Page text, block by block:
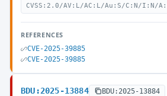
CVSS:2.0/AV:L/AC:L/Au:S/C:N/I:N/
REFERENCES
CVE-2025-39885
CVE-2025-39885
BDU:2025-13884 BDU:2025-13884